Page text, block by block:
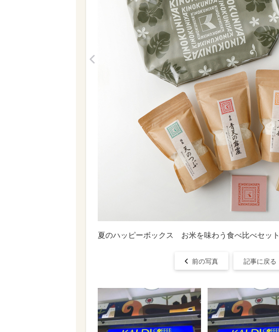
夏のハッピーボックス お米を味わう食べ比べセット
前の写真 記事に戻る